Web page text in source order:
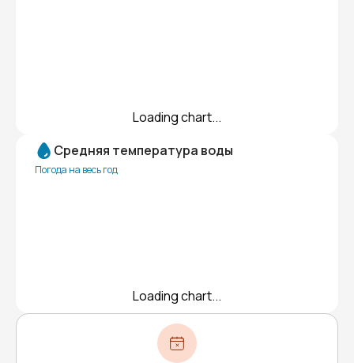
Loading chart...
Средняя температура воды
Погода на весь год
Loading chart...